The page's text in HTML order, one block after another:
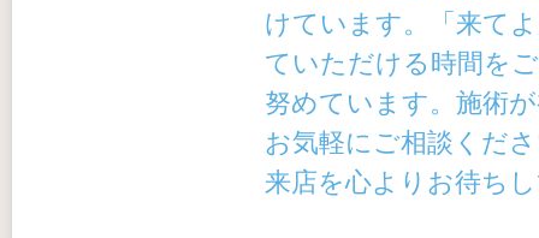
けています。「来て
ていただける時間を
努めています。施術
お気軽にご相談くだ
来店を心よりお待ち